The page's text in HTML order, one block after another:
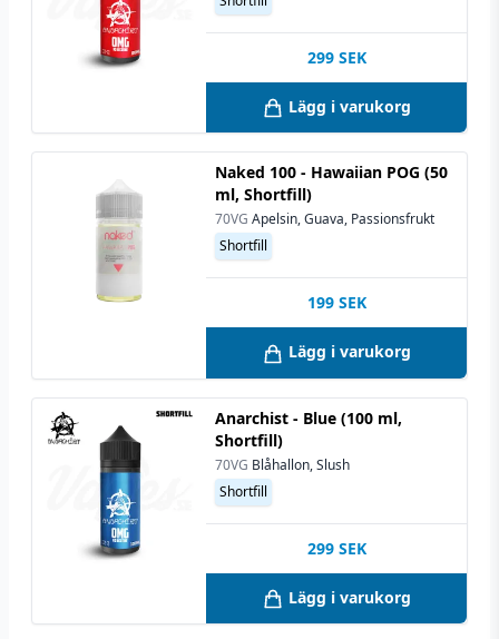
299 SEK
Lägg i varukorg
Naked 100 - Hawaiian POG (50
ml, Shortfill)
70VG Apelsin, Guava, Passionsfrukt
Shortfill
199 SEK
Lägg i varukorg
Anarchist - Blue (100 ml,
Shortfill)
70VG Blåhallon, Slush
Shortfill
299 SEK
Lägg i varukorg